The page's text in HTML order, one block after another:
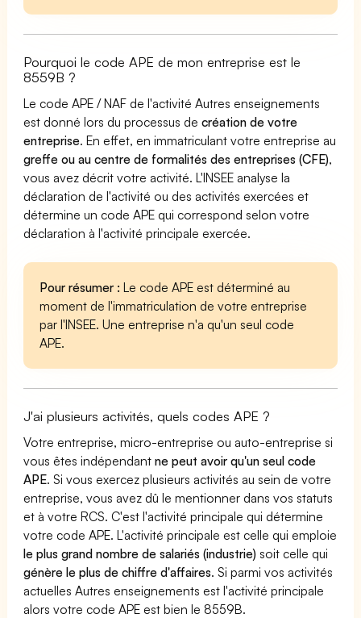
Pourquoi le code APE de mon entreprise est le
8559B ?
Le code APE / NAF de l'activité Autres enseignements
est donné lors du processus decréation de votre
entreprise. En effet, en immatriculant votre entreprise au
greffe ou au centre de formalités des entreprises (CFE),
vous avez décrit votre activité. L'INSEE analyse la
déclaration de l'activité ou des activités exercées et
détermine un code APE qui correspond selon votre
déclaration à l'activité principale exercée.
Pour résumer : Le code APE est déterminé au
moment de l'immatriculation de votre entreprise
par l'INSEE. Une entreprise n'a qu'un seul code
APE.
J'ai plusieurs activités, quels codes APE ?
Votre entreprise, micro-entreprise ou auto-entreprise si
vous êtes indépendantne peut avoir qu'un seul code
APE. Si vous exercez plusieurs activités au sein de votre
entreprise, vous avez dû le mentionner dans vos statuts
et à votre RCS. C'est l'activité principale qui détermine
votre code APE. L'activité principale est celle qui emploie
le plus grand nombre de salariés (industrie) soit celle qui
génère le plus de chiffre d'affaires. Si parmi vos activités
actuelles Autres enseignements est l'activité principale
alors votre code APE est bien le 8559B.